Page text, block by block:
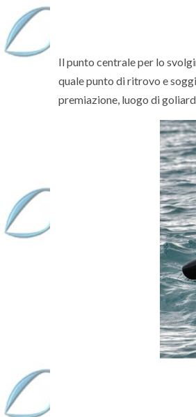
Il punto centrale per lo
quale punto di ritrovo e
premiazione, luogo di